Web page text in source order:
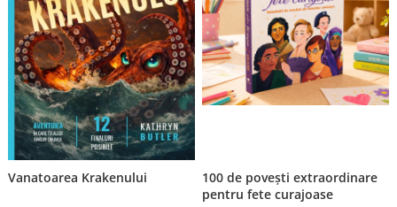
Vanatoarea Krakenului
100 de povești extraordinare
pentru fete curajoase